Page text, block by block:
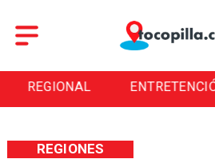
REGIONAL
REGIONES